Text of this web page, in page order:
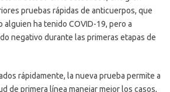
pruebas rápidas de anticuerpos, que
alguien ha tenido COVID-19, pero a
negativo durante las primeras etapas de
rápidamente, la nueva prueba permite a
de primera línea manejar mejor los casos,